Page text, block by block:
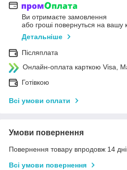
Ви отримаєте замовлення
або гроші повернуться на вашу
Детальніше
Післяплата
Онлайн-оплата карткою Visa,
Готівкою
Всі умови оплати
Умови повернення
Повернення товару впродовж 14
Всі умови повернення